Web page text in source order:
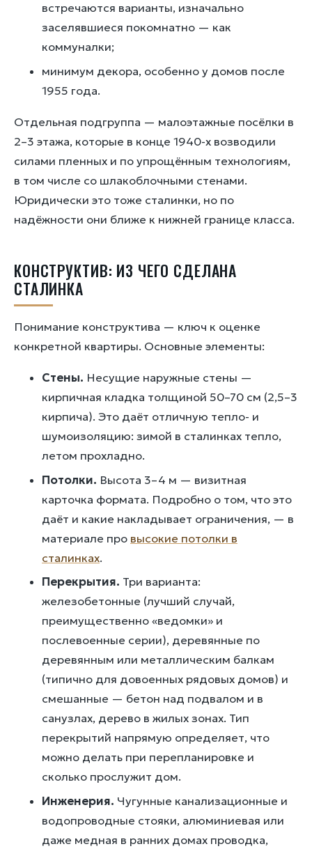
встречаются варианты, изначально
заселявшиеся покомнатно — как
коммуналки;
минимум декора, особенно у домов после
1955 года.
Отдельная подгруппа — малоэтажные посёлки в
2–3 этажа, которые в конце 1940-х возводили
силами пленных и по упрощённым технологиям,
в том числе со шлакоблочными стенами.
Юридически это тоже сталинки, но по
надёжности они ближе к нижней границе класса.
КОНСТРУКТИВ: ИЗ ЧЕГО СДЕЛАНА
СТАЛИНКА
Понимание конструктива — ключ к оценке
конкретной квартиры. Основные элементы:
Стены. Несущие наружные стены —
кирпичная кладка толщиной 50–70 см (2,5–3
кирпича). Это даёт отличную тепло- и
шумоизоляцию: зимой в сталинках тепло,
летом прохладно.
Потолки. Высота 3–4 м — визитная
карточка формата. Подробно о том, что это
даёт и какие накладывает ограничения, — в
материале про высокие потолки в
сталинках.
Перекрытия. Три варианта:
железобетонные (лучший случай,
преимущественно «ведомки» и
послевоенные серии), деревянные по
деревянным или металлическим балкам
(типично для довоенных рядовых домов) и
смешанные — бетон над подвалом и в
санузлах, дерево в жилых зонах. Тип
перекрытий напрямую определяет, что
можно делать при перепланировке и
сколько прослужит дом.
Инженерия. Чугунные канализационные и
водопроводные стояки, алюминиевая или
даже медная в ранних домах проводка,